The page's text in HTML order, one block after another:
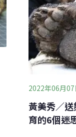
2022年06月07
黃美秀／
育的6個迷